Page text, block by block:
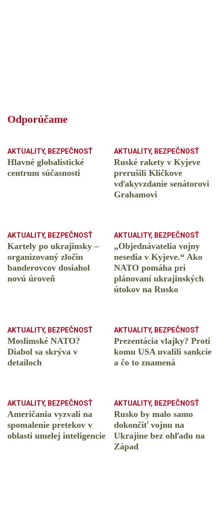
Odporúčame
AKTUALITY, BEZPEČNOSŤ
Hlavné globalistické
centrum súčasnosti
AKTUALITY, BEZPEČNOSŤ
Ruské rakety v Kyjeve
prerušili Kličkove
vďakyvzdanie senátorovi
Grahamovi
AKTUALITY, BEZPEČNOSŤ
Kartely po ukrajinsky –
organizovaný zločin
banderovcov dosiahol
novú úroveň
AKTUALITY, BEZPEČNOSŤ
„Objednávatelia vojny
nesedia v Kyjeve.“ Ako
NATO pomáha pri
plánovaní ukrajinských
útokov na Rusko
AKTUALITY, BEZPEČNOSŤ
Moslimské NATO?
Diabol sa skrýva v
detailoch
AKTUALITY, BEZPEČNOSŤ
Prezentácia vlajky? Proti
komu USA uvalili sankcie
a čo to znamená
AKTUALITY, BEZPEČNOSŤ
Američania vyzvali na
spomalenie pretekov v
oblasti umelej inteligencie
AKTUALITY, BEZPEČNOSŤ
Rusko by malo samo
dokončiť vojnu na
Ukrajine bez ohľadu na
Západ